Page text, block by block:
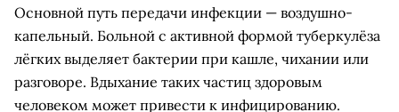
Основной путь передачи инфекции — воздушно-
капельный. Больной с активной формой туберкулёза
лёгких выделяет бактерии при кашле, чихании или
разговоре. Вдыхание таких частиц здоровым
человеком может привести к инфицированию.